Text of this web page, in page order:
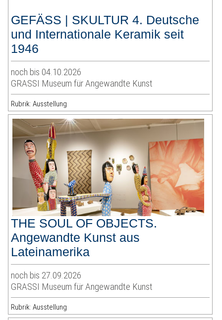
GEFÄSS | SKULTUR 4. Deutsche
und Internationale Keramik seit
1946
noch bis 04.10.2026
GRASSI Museum für Angewandte Kunst
Rubrik: Ausstellung
THE SOUL OF OBJECTS.
Angewandte Kunst aus
Lateinamerika
noch bis 27.09.2026
GRASSI Museum für Angewandte Kunst
Rubrik: Ausstellung